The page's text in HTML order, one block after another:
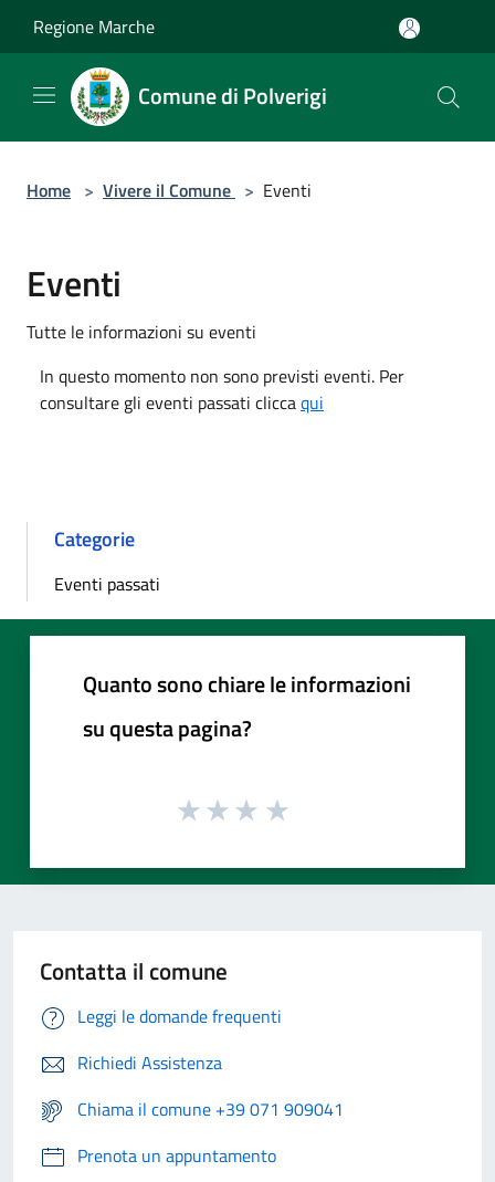
Regione Marche
Comune di Polverigi
Home > Vivere il Comune > Eventi
Eventi
Tutte le informazioni su eventi
In questo momento non sono previsti eventi. Per
consultare gli eventi passati cliccaqui
Categorie
Eventi passati
Quanto sono chiare le informazioni
su questa pagina?
Contatta il comune
Leggi le domande frequenti
Richiedi Assistenza
Chiama il comune +39 071 909041
Prenota un appuntamento